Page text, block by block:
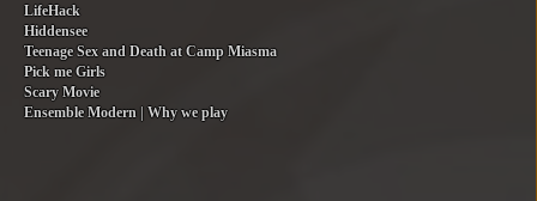
LifeHack
Hiddensee
Teenage Sex and Death at Camp Miasma
Pick me Girls
Scary Movie
Ensemble Modern | Why we play